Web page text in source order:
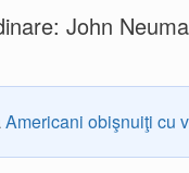
John
Americani obişnuiţi cu